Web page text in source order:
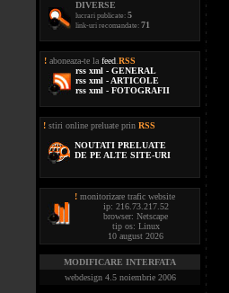
DIVERSE
lucrari publicate: 5
link-uri recomandate: 71
! aboneaza-te la feed RSS
rss xml - GENERAL
rss xml - ARTICOLE
rss xml - FOTOGRAFII
! stiri online preluate prin RSS
NOUTATI PRELUATE
DE PE ALTE SITE-URI
! monitorizare trafic website
ip: 216.73.217.52
browser: Netscape
tip os: Linux
10 august 2026
MODIFICARE INTERFATA
webdesign 4.5 noiembrie 2006